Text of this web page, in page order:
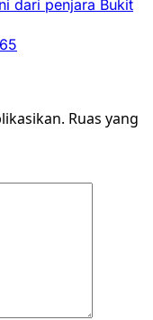
dari penjara Bukit
Ruas yang